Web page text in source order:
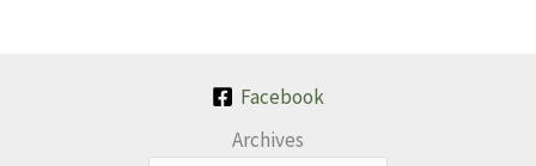
Facebook
Archives